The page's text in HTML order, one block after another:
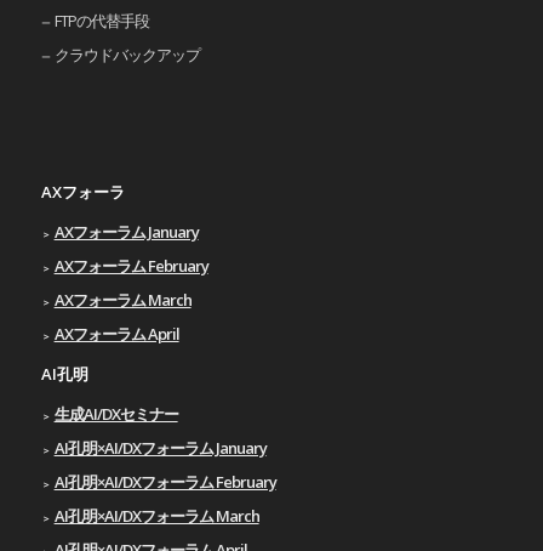
FTPの代替手段
クラウドバックアップ
AXフォーラ
AXフォーラム January
AXフォーラム February
AXフォーラム March
AXフォーラム April
AI孔明
生成AI/DXセミナー
AI孔明×AI/DXフォーラム January
AI孔明×AI/DXフォーラム February
AI孔明×AI/DXフォーラム March